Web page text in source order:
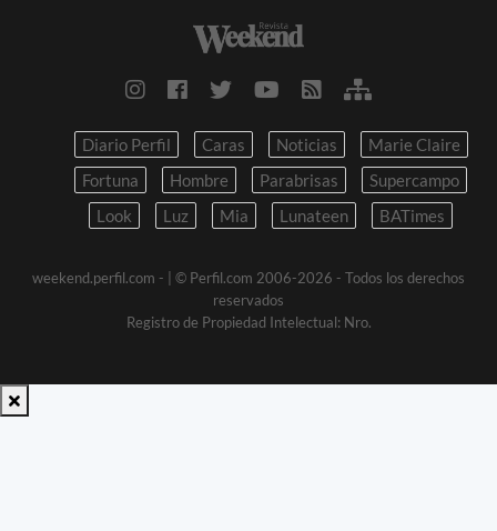
Diario Perfil Caras Noticias
Marie Claire
Fortuna
Hombre Parabrisas
Supercampo
Look
Luz Mia Lunateen BATimes
weekend.perfil.com - | © Perfil.com 2006-2026 - Todos los derechos
reservados
Registro de Propiedad Intelectual: Nro.